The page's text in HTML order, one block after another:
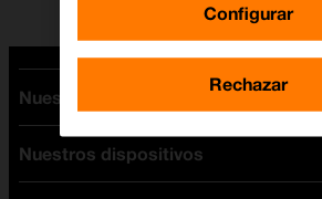
Nuestras tarifas
Tarifas Orange
Tarifas fibra y móvil
Nuestros dispositivos
Configurar
Rechazar